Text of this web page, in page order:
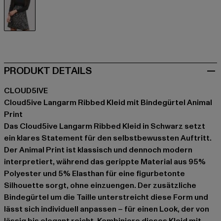
PRODUKT DETAILS
CLOUD5IVE
Cloud5ive Langarm Ribbed Kleid mit Bindegürtel Animal
Print
Das Cloud5ive Langarm Ribbed Kleid in Schwarz setzt
ein klares Statement für den selbstbewussten Auftritt.
Der Animal Print ist klassisch und dennoch modern
interpretiert, während das gerippte Material aus 95%
Polyester und 5% Elasthan für eine figurbetonte
Silhouette sorgt, ohne einzuengen. Der zusätzliche
Bindegürtel um die Taille unterstreicht diese Form und
lässt sich individuell anpassen – für einen Look, der von